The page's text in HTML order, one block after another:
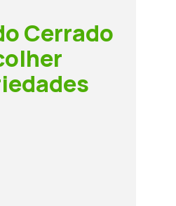
Cerrado